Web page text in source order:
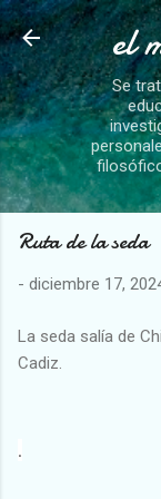
el
Se
Ruta de la seda
- diciembre 17,
La seda salía de
Cadiz.
.